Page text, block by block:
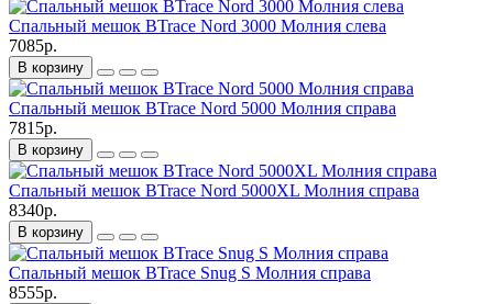
Спальный мешок BTrace Nord 3000 Молния слева
7085р.
В корзину
Спальный мешок BTrace Nord 5000 Молния справа
7815р.
В корзину
Спальный мешок BTrace Nord 5000XL Молния справа
8340р.
В корзину
Спальный мешок BTrace Snug S Молния справа
8555р.